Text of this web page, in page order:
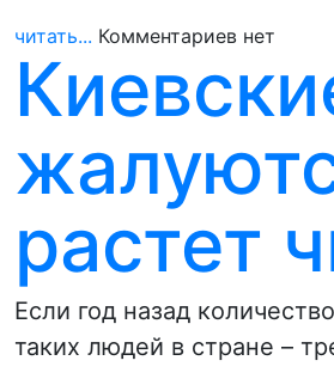
читать... Комментариев нет
растет
Если год назад
таких людей в стране –